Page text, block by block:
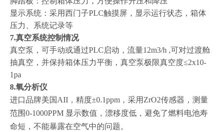
显示系统：采用西门子PLC触摸屏，显示运行状态，箱体
压力、系统记录等
7.真空系统控制情况
真空泵，可手动或通过PLC启动，流量12m3/h ,可对过渡舱
抽真空，并保持箱体压力平衡，真空泵极限真空度≤2x10-
1pa
8.氧分析仪
进口品牌美国AII，精度±0.1ppm，采用ZrO2传感器，测量
范围0-1000PPM 显示数值，漂移度低，避免了燃料电池寿
命短，不能暴露在空气中的问题。